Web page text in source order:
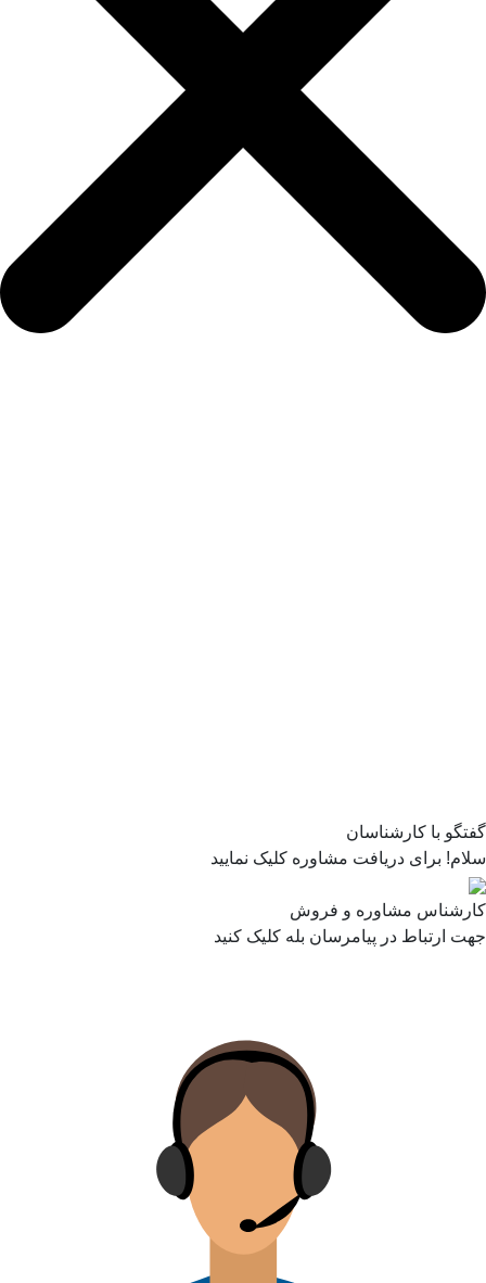
گفتگو با کارشناسان
سلام! برای دریافت مشاوره کلیک نمایید
کارشناس مشاوره و فروش
جهت ارتباط در پیامرسان بله کلیک کنید